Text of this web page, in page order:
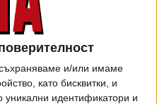
и/или имаме
като бисквитки, и
уникални идентификатори и
бази
КЗЛД установи, че в
се съдържат
физически лица, което
лица, български и
физически лица.